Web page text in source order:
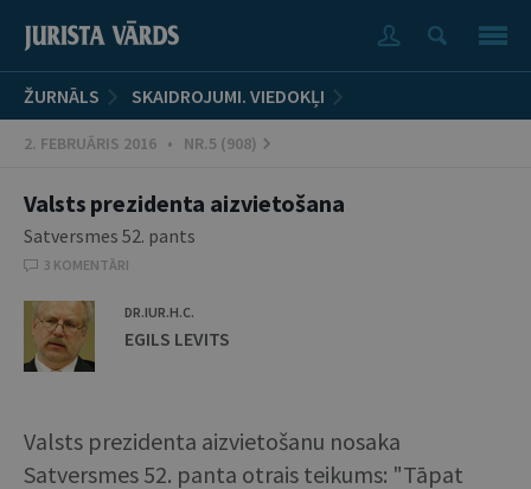
ŽURNĀLS SKAIDROJUMI. VIEDOKĻI
2. FEBRUĀRIS 2016 • NR.5 (908)
Valsts prezidenta aizvietošana
Satversmes 52. pants
3 KOMENTĀRI
DR.IUR.H.C.
EGILS LEVITS
Valsts prezidenta aizvietošanu nosaka
Satversmes 52. panta otrais teikums: "Tāpat